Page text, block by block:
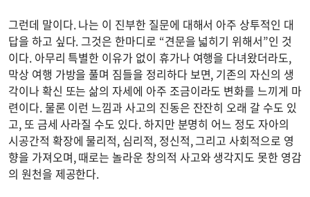
그런데 말이다. 나는 이 진부한 질문에 대해서 아주 상투적인 대
답을 하고 싶다. 그것은 한마디로 “견문을 넓히기 위해서”인 것
이다. 아무리 특별한 이유가 없이 휴가나 여행을 다녀왔더라도,
막상 여행 가방을 풀며 짐들을 정리하다 보면, 기존의 자신의 생
각이나 확신 또는 삶의 자세에 아주 조금이라도 변화를 느끼게 마
련이다. 물론 이런 느낌과 사고의 진동은 잔잔히 오래 갈 수도 있
고, 또 금세 사라질 수도 있다. 하지만 분명히 어느 정도 자아의
시공간적 확장에 물리적, 심리적, 정신적, 그리고 사회적으로 영
향을 가져오며, 때로는 놀라운 창의적 사고와 생각지도 못한 영감
의 원천을 제공한다.